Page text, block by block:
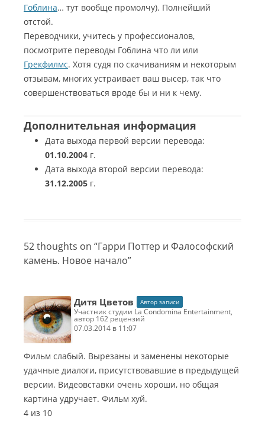
Гоблина… тут вообще промолчу). Полнейший
отстой.
Переводчики, учитесь у профессионалов,
посмотрите переводы Гоблина что ли или
Грекфилмс. Хотя судя по скачиваниям и некоторым
отзывам, многих устраивает ваш высер, так что
совершенствоваться вроде бы и ни к чему.
Дополнительная информация
Дата выхода первой версии перевода:
01.10.2004 г.
Дата выхода второй версии перевода:
31.12.2005 г.
52 thoughts on “Гарри Поттер и Фалософский
камень. Новое начало”
Дитя Цветов Автор записи
участник студии La Condomina Entertainment,
автор 162 рецензий
07.03.2014 в 11:07
Фильм слабый. Вырезаны и заменены некоторые
удачные диалоги, присутствовавшие в предыдущей
версии. Видеовставки очень хороши, но общая
картина удручает. Фильм хуй.
4 из 10